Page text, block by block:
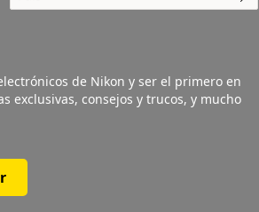
de Nikon y ser el primero en
exclusivas, consejos y trucos, y mucho